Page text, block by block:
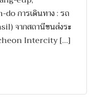
การเดินทาง : รถ
จากสถานีขนส่งระ
Intercity […]